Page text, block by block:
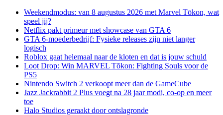
Weekendmodus: van 8 augustus 2026 met Marvel Tōkon, wat
speel jij?
Netflix pakt primeur met showcase van GTA 6
GTA 6-moederbedrijf: Fysieke releases zijn niet langer
logisch
Roblox gaat helemaal naar de kloten en dat is jouw schuld
Loot Drop: Win MARVEL Tōkon: Fighting Souls voor de
PS5
Nintendo Switch 2 verkoopt meer dan de GameCube
Jazz Jackrabbit 2 Plus voegt na 28 jaar modi, co-op en meer
toe
Halo Studios geraakt door ontslagronde